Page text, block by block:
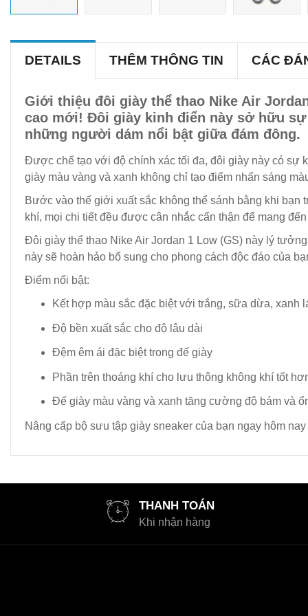
DETAILS THÊM THÔNG TIN CÁC
Giới thiệu đôi giày thể thao Nike Air
cao mới! Đôi giày kinh điển này sở hữu
những người dám nổi bật giữa đám đông.
Được chế tạo với độ chính xác tối đa, đôi giày này có sự
giày màu vàng và xanh không chỉ tạo điểm nhấn sáng
Bước vào thế giới xuất sắc không thể sánh bằng khi
khí, mọi chi tiết đều được cân nhắc cẩn thận để mang
Đôi giày thể thao Nike Air Jordan 1 Low (GS) này lý
này sẽ hoàn hảo bổ sung cho phong cách độc đáo của
Điểm nổi bật:
Kết hợp màu sắc đặc biệt với trắng, sữa dừa, xanh
Độ bền xuất sắc cho độ lâu dài
Đệm êm ái đặc biệt trong đế giày
Phần trên thoáng khí cho lưu thông không khí tốt
Đế giày màu vàng và xanh tăng cường độ bám và
Nâng cấp bộ sưu tập giày sneaker của bạn ngay hôm
THANH TOÁN
Khi nhận hàng